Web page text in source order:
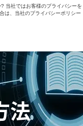
法
当社ではお客様のプライバシーを
は、当社のプライバシーポリシー